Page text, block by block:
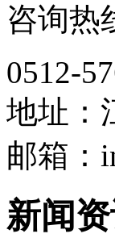
咨询热
0512-
地址：
邮箱：
新闻